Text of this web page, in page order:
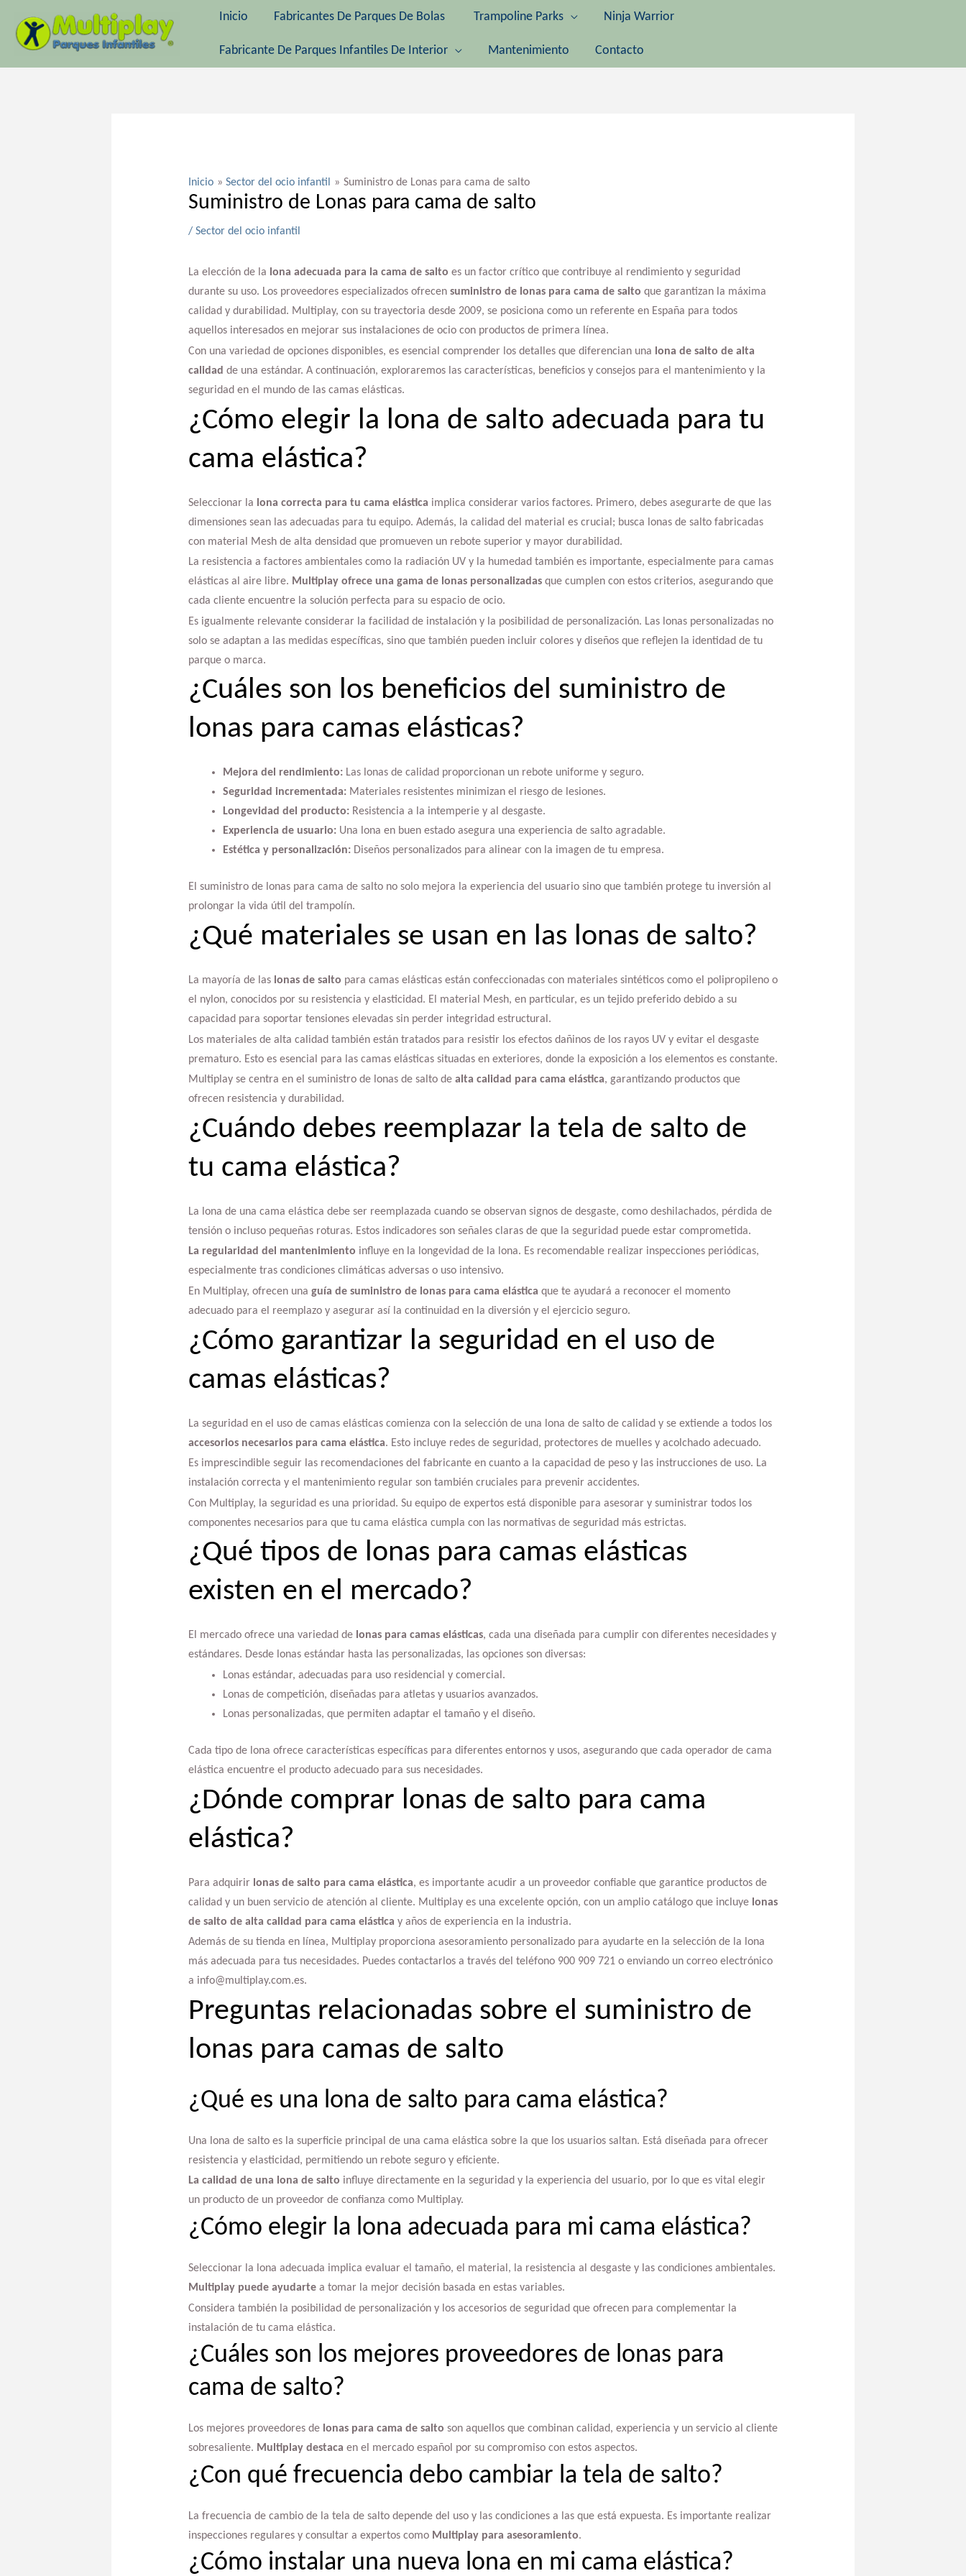
contenido
Inicio Fabricantes De Parques De Bolas Trampoline Parks Ninja Warrior
Fabricante De Parques Infantiles De Interior Mantenimiento Contacto
Inicio Sector del ocio infantil Suministro de Lonas para cama de salto
Suministro de Lonas para cama de salto
/ Sector del ocio infantil
La elección de la lona adecuada para la cama de salto es un factor crítico que contribuye al rendimiento y seguridad
durante su uso. Los proveedores especializados ofrecen suministro de lonas para cama de salto que garantizan la máxima
calidad y durabilidad. Multiplay, con su trayectoria desde 2009, se posiciona como un referente en España para todos
aquellos interesados en mejorar sus instalaciones de ocio con productos de primera línea.
Con una variedad de opciones disponibles, es esencial comprender los detalles que diferencian una lona de salto de alta
calidad de una estándar. A continuación, exploraremos las características, beneficios y consejos para el mantenimiento y la
seguridad en el mundo de las camas elásticas.
¿Cómo elegir la lona de salto adecuada para tu
cama elástica?
Seleccionar la lona correcta para tu cama elástica implica considerar varios factores. Primero, debes asegurarte de que las
dimensiones sean las adecuadas para tu equipo. Además, la calidad del material es crucial; busca lonas de salto fabricadas
con material Mesh de alta densidad que promueven un rebote superior y mayor durabilidad.
La resistencia a factores ambientales como la radiación UV y la humedad también es importante, especialmente para camas
elásticas al aire libre. Multiplay ofrece una gama de lonas personalizadasque cumplen con estos criterios, asegurando que
cada cliente encuentre la solución perfecta para su espacio de ocio.
Es igualmente relevante considerar la facilidad de instalación y la posibilidad de personalización. Las lonas personalizadas no
solo se adaptan a las medidas específicas, sino que también pueden incluir colores y diseños que reflejen la identidad de tu
parque o marca.
¿Cuáles son los beneficios del suministro de
lonas para camas elásticas?
Mejora del rendimiento:Las lonas de calidad proporcionan un rebote uniforme y seguro.
Seguridad incrementada:Materiales resistentes minimizan el riesgo de lesiones.
Longevidad del producto:Resistencia a la intemperie y al desgaste.
Experiencia de usuario:Una lona en buen estado asegura una experiencia de salto agradable.
Estética y personalización:Diseños personalizados para alinear con la imagen de tu empresa.
El suministro de lonas para cama de salto no solo mejora la experiencia del usuario sino que también protege tu inversión al
prolongar la vida útil del trampolín.
¿Qué materiales se usan en las lonas de salto?
La mayoría de las lonas de salto para camas elásticas están confeccionadas con materiales sintéticos como el polipropileno o
el nylon, conocidos por su resistencia y elasticidad. El material Mesh, en particular, es un tejido preferido debido a su
capacidad para soportar tensiones elevadas sin perder integridad estructural.
Los materiales de alta calidad también están tratados para resistir los efectos dañinos de los rayos UV y evitar el desgaste
prematuro. Esto es esencial para las camas elásticas situadas en exteriores, donde la exposición a los elementos es constante.
Multiplay se centra en el suministro de lonas de salto de alta calidad para cama elástica, garantizando productos que
ofrecen resistencia y durabilidad.
¿Cuándo debes reemplazar la tela de salto de
tu cama elástica?
La lona de una cama elástica debe ser reemplazada cuando se observan signos de desgaste, como deshilachados, pérdida de
tensión o incluso pequeñas roturas. Estos indicadores son señales claras de que la seguridad puede estar comprometida.
La regularidad del mantenimiento influye en la longevidad de la lona. Es recomendable realizar inspecciones periódicas,
especialmente tras condiciones climáticas adversas o uso intensivo.
En Multiplay, ofrecen una guía de suministro de lonas para cama elástica que te ayudará a reconocer el momento
adecuado para el reemplazo y asegurar así la continuidad en la diversión y el ejercicio seguro.
¿Cómo garantizar la seguridad en el uso de
camas elásticas?
La seguridad en el uso de camas elásticas comienza con la selección de una lona de salto de calidad y se extiende a todos los
accesorios necesarios para cama elástica. Esto incluye redes de seguridad, protectores de muelles y acolchado adecuado.
Es imprescindible seguir las recomendaciones del fabricante en cuanto a la capacidad de peso y las instrucciones de uso. La
instalación correcta y el mantenimiento regular son también cruciales para prevenir accidentes.
Con Multiplay, la seguridad es una prioridad. Su equipo de expertos está disponible para asesorar y suministrar todos los
componentes necesarios para que tu cama elástica cumpla con las normativas de seguridad más estrictas.
¿Qué tipos de lonas para camas elásticas
existen en el mercado?
El mercado ofrece una variedad de lonas para camas elásticas, cada una diseñada para cumplir con diferentes necesidades y
estándares. Desde lonas estándar hasta las personalizadas, las opciones son diversas:
Lonas estándar, adecuadas para uso residencial y comercial.
Lonas de competición, diseñadas para atletas y usuarios avanzados.
Lonas personalizadas, que permiten adaptar el tamaño y el diseño.
Cada tipo de lona ofrece características específicas para diferentes entornos y usos, asegurando que cada operador de cama
elástica encuentre el producto adecuado para sus necesidades.
¿Dónde comprar lonas de salto para cama
elástica?
Para adquirir lonas de salto para cama elástica, es importante acudir a un proveedor confiable que garantice productos de
calidad y un buen servicio de atención al cliente. Multiplay es una excelente opción, con un amplio catálogo que incluye lonas
de salto de alta calidad para cama elástica y años de experiencia en la industria.
Además de su tienda en línea, Multiplay proporciona asesoramiento personalizado para ayudarte en la selección de la lona
más adecuada para tus necesidades. Puedes contactarlos a través del teléfono 900 909 721 o enviando un correo electrónico
a info@multiplay.com.es.
Preguntas relacionadas sobre el suministro de
lonas para camas de salto
¿Qué es una lona de salto para cama elástica?
Una lona de salto es la superficie principal de una cama elástica sobre la que los usuarios saltan. Está diseñada para ofrecer
resistencia y elasticidad, permitiendo un rebote seguro y eficiente.
La calidad de una lona de salto influye directamente en la seguridad y la experiencia del usuario, por lo que es vital elegir
un producto de un proveedor de confianza como Multiplay.
¿Cómo elegir la lona adecuada para mi cama elástica?
Seleccionar la lona adecuada implica evaluar el tamaño, el material, la resistencia al desgaste y las condiciones ambientales.
Multiplay puede ayudartea tomar la mejor decisión basada en estas variables.
Considera también la posibilidad de personalización y los accesorios de seguridad que ofrecen para complementar la
instalación de tu cama elástica.
¿Cuáles son los mejores proveedores de lonas para
cama de salto?
Los mejores proveedores de lonas para cama de salto son aquellos que combinan calidad, experiencia y un servicio al cliente
sobresaliente. Multiplay destaca en el mercado español por su compromiso con estos aspectos.
¿Con qué frecuencia debo cambiar la tela de salto?
La frecuencia de cambio de la tela de salto depende del uso y las condiciones a las que está expuesta. Es importante realizar
inspecciones regulares y consultar a expertos como Multiplay para asesoramiento.
¿Cómo instalar una nueva lona en mi cama elástica?